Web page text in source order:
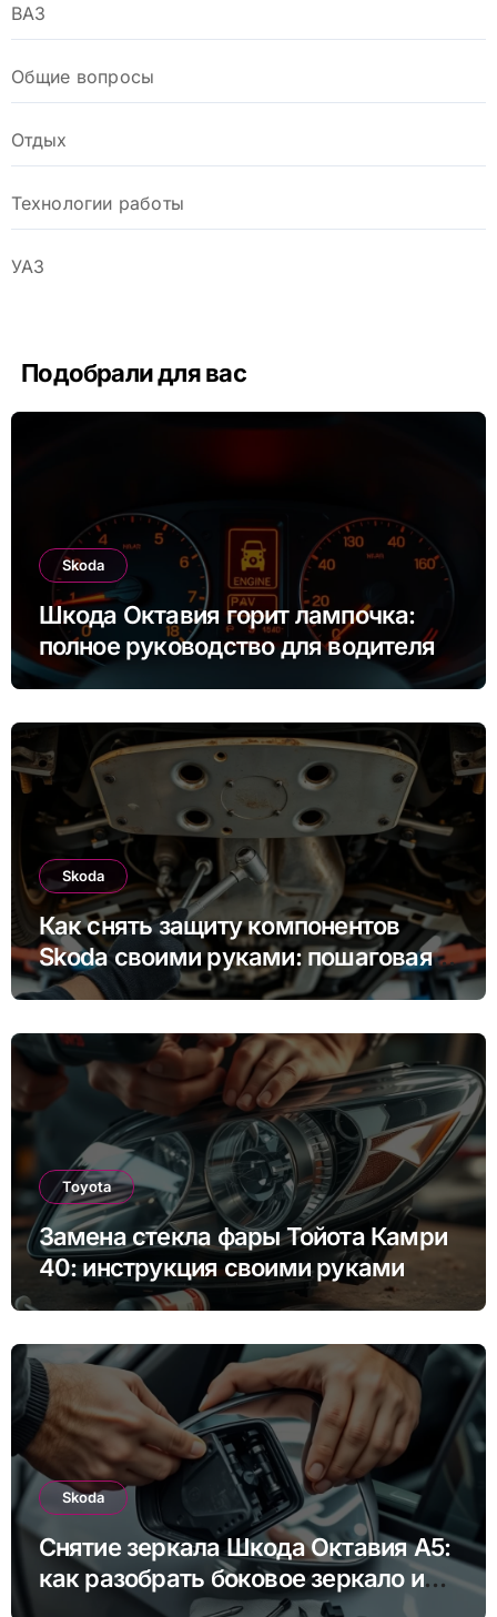
ВАЗ
Общие вопросы
Отдых
Технологии работы
УАЗ
Подобрали для вас
Skoda
Шкода Октавия горит лампочка:
полное руководство для водителя
Skoda
Как снять защиту компонентов
Skoda своими руками: пошаговая
инструкция для Rapid, Octavia и
Toyota
Замена стекла фары Тойота Камри
40: инструкция своими руками
Skoda
Снятие зеркала Шкода Октавия А5:
как разобрать боковое зеркало и
снять зеркальный элемент своими